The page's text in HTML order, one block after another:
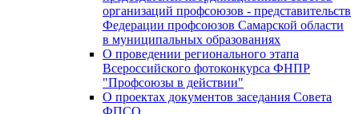
организаций профсоюзов - представительств
Федерации профсоюзов Самарской области
в муниципальных образованиях
О проведении регионального этапа
Всероссийского фотоконкурса ФНПР
"Профсоюзы в действии"
О проектах документов заседания Совета
ФПСО